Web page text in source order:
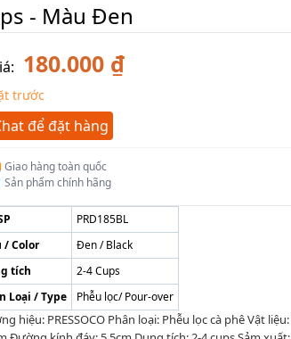
- Màu Đen
180.000 ₫
trước
để đặt hàng
Giao hàng toàn quốc
phẩm chính hãng
PRD185BL
/ Color
Đen / Black
tích
2-4 Cups
Loại / Type
Phễu lọc/ Pour-over
hiệu: PRESSOCO Phân loại: Phễu lọc cà phê Vật